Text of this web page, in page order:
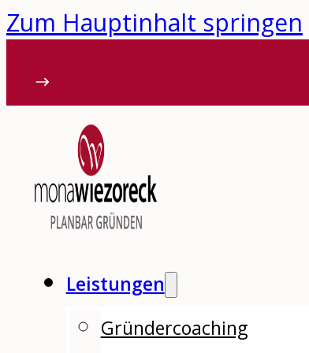
Zum Hauptinhalt springen
Leistungen
Gründercoaching